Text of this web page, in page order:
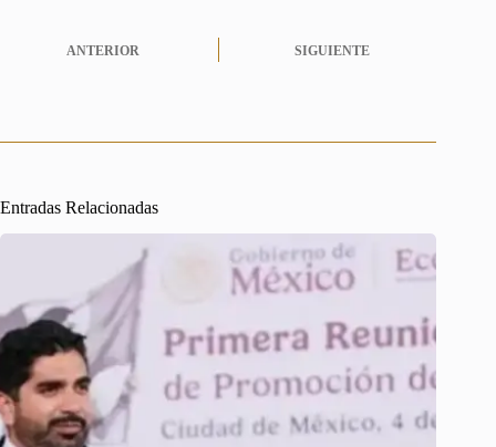
ANTERIOR SIGUIENTE
Entradas Relacionadas